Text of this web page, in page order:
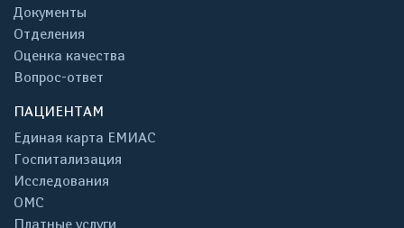
Документы
Отделения
Оценка качества
Вопрос-ответ
ПАЦИЕНТАМ
Единая карта ЕМИАС
Госпитализация
Исследования
ОМС
Платные услуги